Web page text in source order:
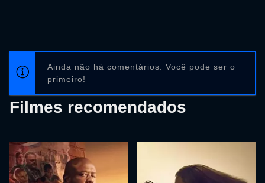
Ainda não há comentários. Você pode ser o
primeiro!
Filmes recomendados